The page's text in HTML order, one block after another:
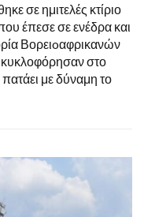
σε ημιτελές κτίριο
έπεσε σε ενέδρα και
Βορειoαφρικανών
κυκλοφόρησαν στο
πατάει με δύναμη το